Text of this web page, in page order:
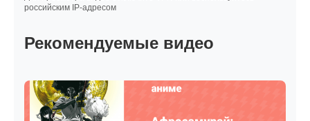
российским IP-адресом
Рекомендуемые видео